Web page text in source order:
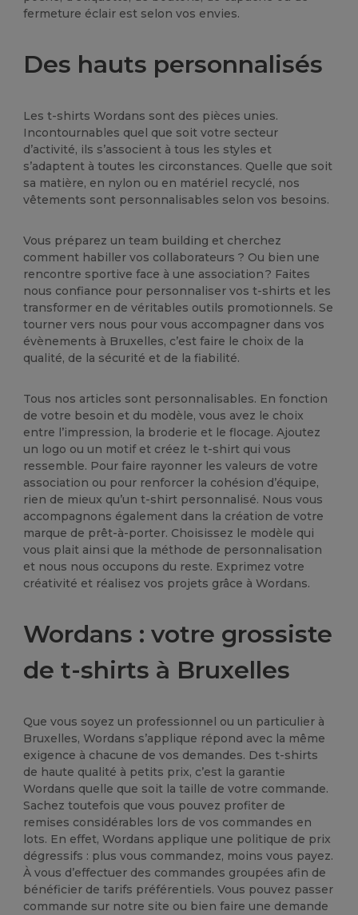
fermeture éclair est selon vos envies.
Des hauts personnalisés
Les t-shirts Wordans sont des pièces unies.
Incontournables quel que soit votre secteur
d’activité, ils s’associent à tous les styles et
s’adaptent à toutes les circonstances. Quelle que soit
sa matière, en nylon ou en matériel recyclé, nos
vêtements sont personnalisables selon vos besoins.
Vous préparez un team building et cherchez
comment habiller vos collaborateurs ? Ou bien une
rencontre sportive face à une association ? Faites
nous confiance pour personnaliser vos t-shirts et les
transformer en de véritables outils promotionnels. Se
tourner vers nous pour vous accompagner dans vos
évènements à Bruxelles, c’est faire le choix de la
qualité, de la sécurité et de la fiabilité.
Tous nos articles sont personnalisables. En fonction
de votre besoin et du modèle, vous avez le choix
entre l’impression, la broderie et le flocage. Ajoutez
un logo ou un motif et créez le t-shirt qui vous
ressemble. Pour faire rayonner les valeurs de votre
association ou pour renforcer la cohésion d’équipe,
rien de mieux qu’un t-shirt personnalisé. Nous vous
accompagnons également dans la création de votre
marque de prêt-à-porter. Choisissez le modèle qui
vous plait ainsi que la méthode de personnalisation
et nous nous occupons du reste. Exprimez votre
créativité et réalisez vos projets grâce à Wordans.
Wordans : votre grossiste
de t-shirts à Bruxelles
Que vous soyez un professionnel ou un particulier à
Bruxelles, Wordans s’applique répond avec la même
exigence à chacune de vos demandes. Des t-shirts
de haute qualité à petits prix, c’est la garantie
Wordans quelle que soit la taille de votre commande.
Sachez toutefois que vous pouvez profiter de
remises considérables lors de vos commandes en
lots. En effet, Wordans applique une politique de prix
dégressifs : plus vous commandez, moins vous payez.
À vous d’effectuer des commandes groupées afin de
bénéficier de tarifs préférentiels. Vous pouvez passer
commande sur notre site ou bien faire une demande